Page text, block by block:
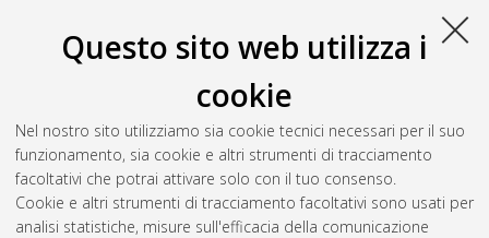
Questo sito web utilizza i
cookie
Nel nostro sito utilizziamo sia cookie tecnici necessari per il suo
funzionamento, sia cookie e altri strumenti di tracciamento
facoltativi che potrai attivare solo con il tuo consenso.
Cookie e altri strumenti di tracciamento facoltativi sono usati per
analisi statistiche, misure sull'efficacia della comunicazione
iron uptake mechanisms of the Staphylococcus aureus ferric
hydroxamate-binding lipoprotein FhuD2, [Dissertation thesis],
Alma Mater Studiorum Università di Bologna. Dottorato di
Biologia cellulare, molecolare e industriale/cellular,
molecular and industrial biology: progetto n. 2 Biologia
funzionale dei sistemi cellulari e molecolari, 24 Ciclo. DOI
10.6092/unibo/amsdottorato/4821.
Questa lista e' stata generata ilSun Aug 9 20:40:19 2026